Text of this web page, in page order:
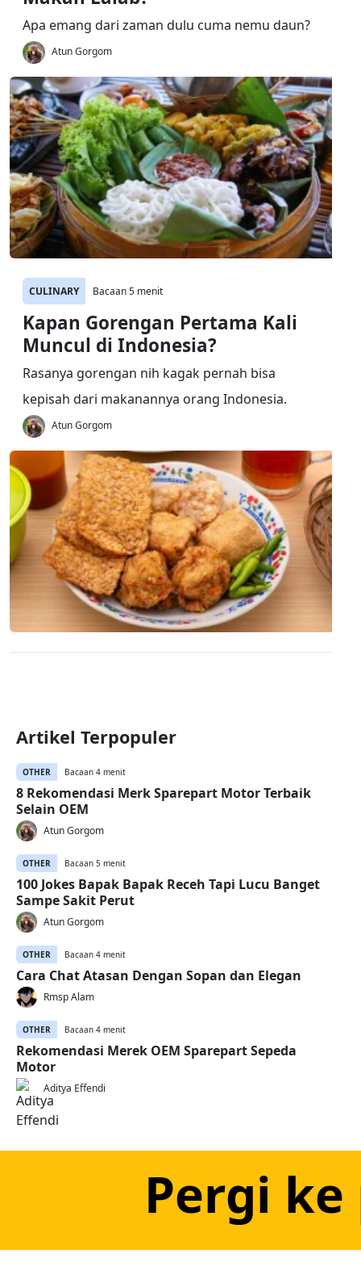
Apa emang dari zaman dulu cuma nemu daun?
Atun Gorgom
CULINARY Bacaan 5 menit
Kapan Gorengan Pertama Kali
Muncul di Indonesia?
Rasanya gorengan nih kagak pernah bisa
kepisah dari makanannya orang Indonesia.
Atun Gorgom
Artikel Terpopuler
OTHER Bacaan 4 menit
8 Rekomendasi Merk Sparepart Motor Terbaik
Selain OEM
Atun Gorgom
OTHER Bacaan 5 menit
100 Jokes Bapak Bapak Receh Tapi Lucu Banget
Sampe Sakit Perut
Atun Gorgom
OTHER Bacaan 4 menit
Cara Chat Atasan Dengan Sopan dan Elegan
Rmsp Alam
OTHER Bacaan 4 menit
Rekomendasi Merek OEM Sparepart Sepeda
Motor
Aditya Effendi
Pergi